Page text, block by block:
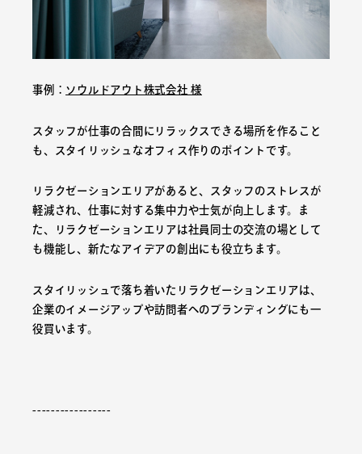
事例： ソウルドアウト株式会社 様
スタッフが仕事の合間にリラックスできる場所を作ること
も、スタイリッシュなオフィス作りのポイントです。
リラクゼーションエリアがあると、スタッフのストレスが
軽減され、仕事に対する集中力や士気が向上します。ま
た、リラクゼーションエリアは社員同士の交流の場として
も機能し、新たなアイデアの創出にも役立ちます。
スタイリッシュで落ち着いたリラクゼーションエリアは、
企業のイメージアップや訪問者へのブランディングにも一
役買います。
-----------------